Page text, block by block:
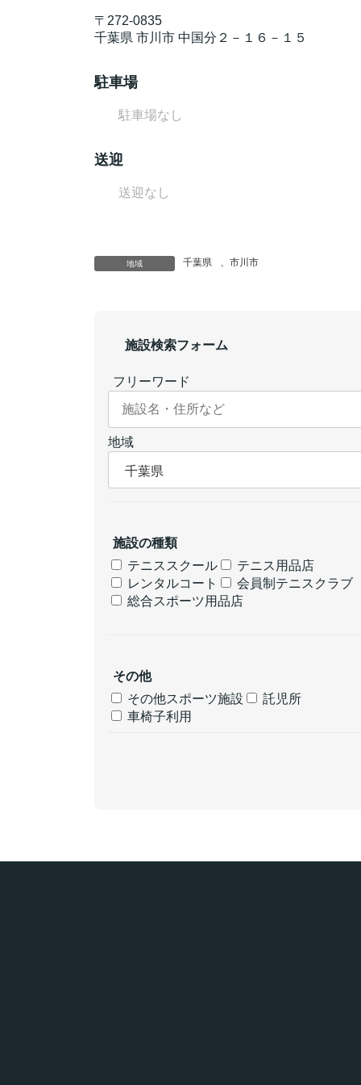
〒 272-0835
千葉県 市川市 中国分２－１６－１５
駐車場
駐車場なし
送迎
送迎なし
地域 千葉県 、 市川市
施設検索フォーム
フリーワード
地域
施設の種類
テニススクール
テニス用品店
レンタルコート
会員制テニスクラブ
総合スポーツ用品店
その他
その他スポーツ施設
託児所
車椅子利用